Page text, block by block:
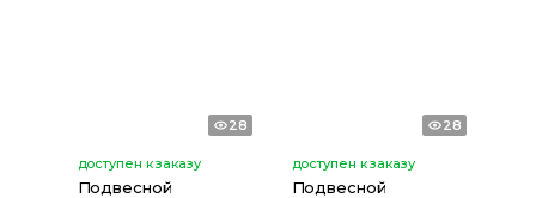
28
доступен к заказу
Подвесной
28
доступен к заказу
Подвесной